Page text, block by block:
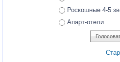
Роскошные 4-5
Апарт-отели